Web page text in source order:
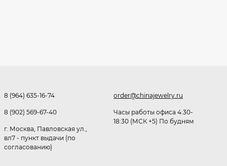
Очки P96375
247,30 ₽
199₽
8 (964) 635-16-74
8 (902) 569-67-40
г. Москва, Павловская ул.,
вл7 - пункт выдачи (по
согласованию)
order@chinajewelry.ru
Часы работы офиса 4:30-
18:30 (МСК +5) По будням